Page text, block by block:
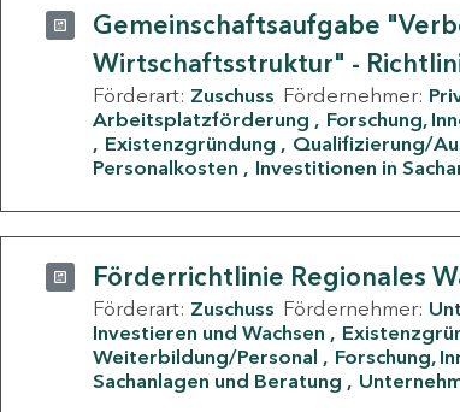
Gemeinschaftsaufgabe
Wirtschaftsstruktur" -
Förderart: Zuschuss Fördernehmer:
Arbeitsplatzförderung
Forschung,
Existenzgründung
Qualifizierung/
Personalkosten
Investitionen in
Förderrichtlinie Regionales
Förderart: Zuschuss Fördernehmer:
Investieren und Wachsen
Weiterbildung/Personal
Forschung,
Sachanlagen und Beratung